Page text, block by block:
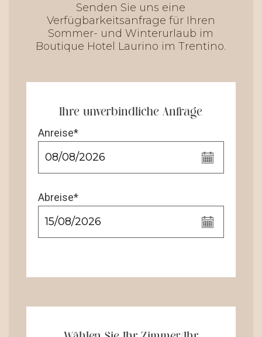
Senden Sie uns eine
Verfügbarkeitsanfrage für Ihren
Sommer- und Winterurlaub im
Boutique Hotel Laurino im Trentino.
Ihre unverbindliche Anfrage
Anreise*
Abreise*